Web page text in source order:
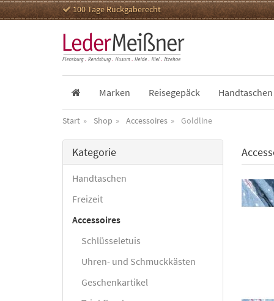
100 Tage Rückgaberecht
Marken Reisegepäck Handtaschen
Start Shop Accessoires Goldline
Kategorie
Handtaschen
Freizeit
Accessoires
Schlüsseletuis
Uhren- und Schmuckkästen
Geschenkartikel